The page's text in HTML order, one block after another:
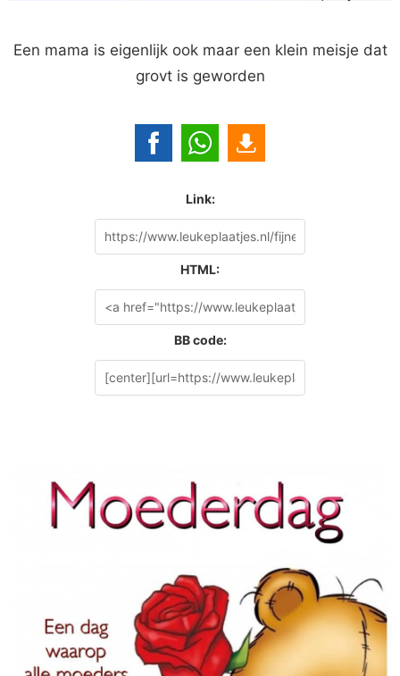
Een mama is eigenlijk ook maar een klein meisje dat
grovt is geworden
Link:
HTML:
BB code: